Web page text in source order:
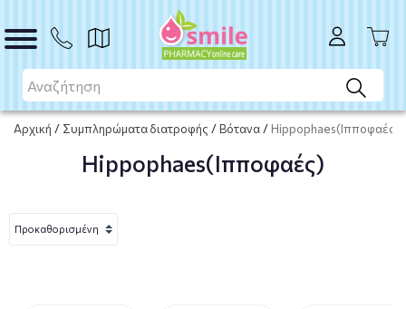
Αρχική / Συμπληρώματα διατροφής /Βότανα / Hippophaes(Ιπποφαές)
Hippophaes(Ιπποφαές)